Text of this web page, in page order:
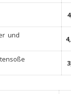
und